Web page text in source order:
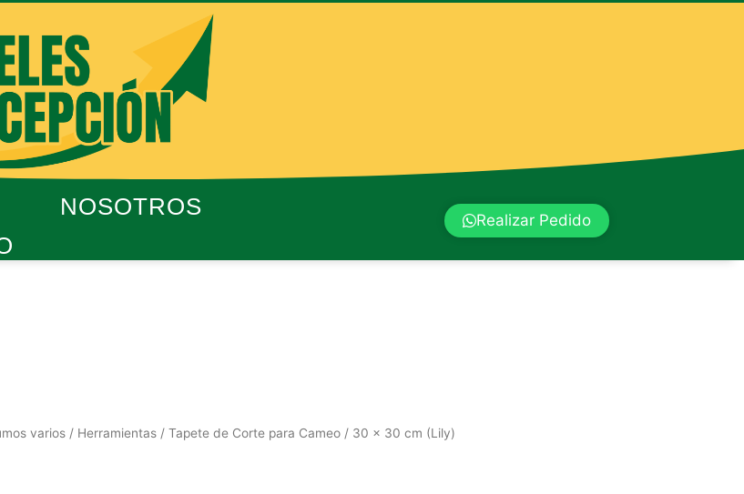
NOSOTROS
Realizar Pedido
varios / Herramientas / Tapete de Corte para Cameo / 30 x 30 cm (Lily)